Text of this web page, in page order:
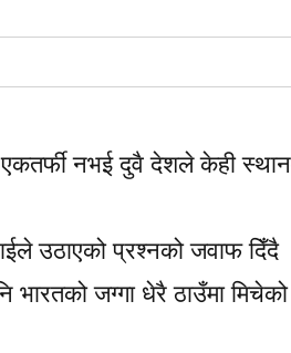
एकतर्फी नभई दुवै देशले केही
उठाएको प्रश्नको जवाफ दिँदै
भारतको जग्गा धेरै ठाउँमा मिचेको